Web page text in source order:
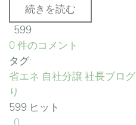
続きを読む
599
0 件のコメント
タグ:
省エネ 自社分譲 社長ブログ
り
599 ヒット